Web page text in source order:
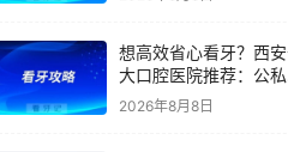
一文全讲清！种植牙、
避坑收好！附价格表
想高效省心看牙？西
大口腔医院推荐：公私
综合实力测评，精准匹
2026年8月8日